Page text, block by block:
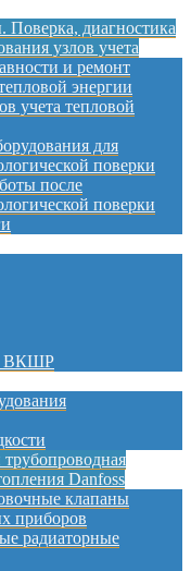
диагностика
узлов учета
и ремонт
энергии
учета тепловой
для
поверки
после
поверки
ВКШР
Danfoss
клапаны
приборов
радиаторные